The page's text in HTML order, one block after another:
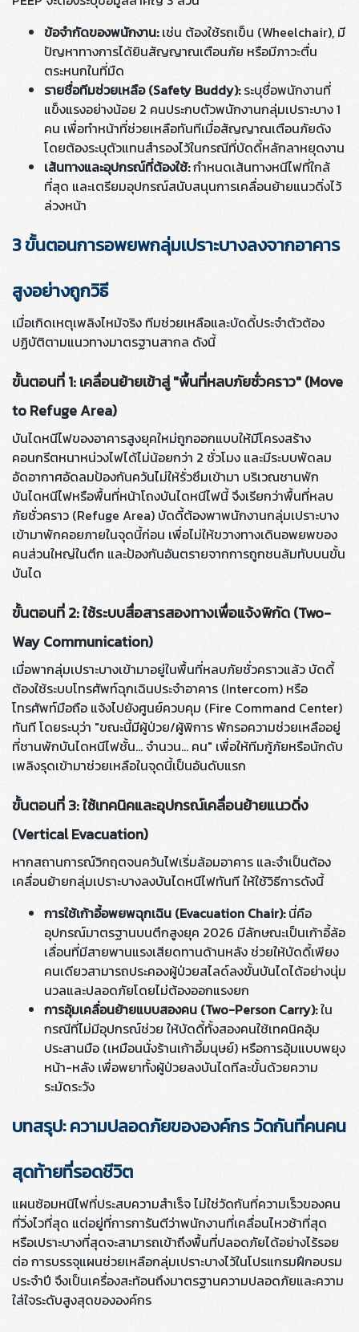
ข้อจำกัดของพนักงาน:เช่น ต้องใช้รถเข็น (Wheelchair), มี
ปัญหาทางการได้ยินสัญญาณเตือนภัย หรือมีภาวะตื่น
ตระหนกในที่มืด
รายชื่อทีมช่วยเหลือ (Safety Buddy):ระบุชื่อพนักงานที่
แข็งแรงอย่างน้อย 2 คนประกบตัวพนักงานกลุ่มเปราะบาง 1
คน เพื่อทำหน้าที่ช่วยเหลือทันทีเมื่อสัญญาณเตือนภัยดัง
โดยต้องระบุตัวแทนสำรองไว้ในกรณีที่บัดดี้หลักลาหยุดงาน
เส้นทางและอุปกรณ์ที่ต้องใช้:กำหนดเส้นทางหนีไฟที่ใกล้
ที่สุด และเตรียมอุปกรณ์สนับสนุนการเคลื่อนย้ายแนวดิ่งไว้
ล่วงหน้า
3 ขั้นตอนการอพยพกลุ่มเปราะบางลงจากอาคาร
สูงอย่างถูกวิธี
เมื่อเกิดเหตุเพลิงไหม้จริง ทีมช่วยเหลือและบัดดี้ประจำตัวต้อง
ปฏิบัติตามแนวทางมาตรฐานสากล ดังนี้
ขั้นตอนที่ 1: เคลื่อนย้ายเข้าสู่ "พื้นที่หลบภัยชั่วคราว" (Move
to Refuge Area)
บันไดหนีไฟของอาคารสูงยุคใหม่ถูกออกแบบให้มีโครงสร้าง
คอนกรีตหนาหน่วงไฟได้ไม่น้อยกว่า 2 ชั่วโมง และมีระบบพัดลม
อัดอากาศอัดลมป้องกันควันไม่ให้รั่วซึมเข้ามา บริเวณชานพัก
บันไดหนีไฟหรือพื้นที่หน้าโถงบันไดหนีไฟนี้ จึงเรียกว่าพื้นที่หลบ
ภัยชั่วคราว (Refuge Area) บัดดี้ต้องพาพนักงานกลุ่มเปราะบาง
เข้ามาพักคอยภายในจุดนี้ก่อน เพื่อไม่ให้ขวางทางเดินอพยพของ
คนส่วนใหญ่ในตึก และป้องกันอันตรายจากการถูกชนล้มทับบนขั้น
บันได
ขั้นตอนที่ 2: ใช้ระบบสื่อสารสองทางเพื่อแจ้งพิกัด (Two-
Way Communication)
เมื่อพากลุ่มเปราะบางเข้ามาอยู่ในพื้นที่หลบภัยชั่วคราวแล้ว บัดดี้
ต้องใช้ระบบโทรศัพท์ฉุกเฉินประจำอาคาร (Intercom) หรือ
โทรศัพท์มือถือ แจ้งไปยังศูนย์ควบคุม (Fire Command Center)
ทันที โดยระบุว่า "ขณะนี้มีผู้ป่วย/ผู้พิการ พักรอความช่วยเหลืออยู่
ที่ชานพักบันไดหนีไฟชั้น... จำนวน... คน" เพื่อให้ทีมกู้ภัยหรือนักดับ
เพลิงรุดเข้ามาช่วยเหลือในจุดนี้เป็นอันดับแรก
ขั้นตอนที่ 3: ใช้เทคนิคและอุปกรณ์เคลื่อนย้ายแนวดิ่ง
(Vertical Evacuation)
หากสถานการณ์วิกฤตจนควันไฟเริ่มล้อมอาคาร และจำเป็นต้อง
เคลื่อนย้ายกลุ่มเปราะบางลงบันไดหนีไฟทันที ให้ใช้วิธีการดังนี้
การใช้เก้าอี้อพยพฉุกเฉิน (Evacuation Chair):นี่คือ
อุปกรณ์มาตรฐานบนตึกสูงยุค 2026 มีลักษณะเป็นเก้าอี้ล้อ
เลื่อนที่มีสายพานแรงเสียดทานด้านหลัง ช่วยให้บัดดี้เพียง
คนเดียวสามารถประคองผู้ป่วยสไลด์ลงขั้นบันไดได้อย่างนุ่ม
นวลและปลอดภัยโดยไม่ต้องออกแรงยก
การอุ้มเคลื่อนย้ายแบบสองคน (Two-Person Carry):ใน
กรณีที่ไม่มีอุปกรณ์ช่วย ให้บัดดี้ทั้งสองคนใช้เทคนิคอุ้ม
ประสานมือ (เหมือนนั่งร้านเก้าอี้มนุษย์) หรือการอุ้มแบบพยุง
หน้า-หลัง เพื่อพยาทั้งผู้ป่วยลงบันไดทีละขั้นด้วยความ
ระมัดระวัง
บทสรุป: ความปลอดภัยขององค์กร วัดกันที่คนคน
สุดท้ายที่รอดชีวิต
แผนซ้อมหนีไฟที่ประสบความสำเร็จ ไม่ใช่วัดกันที่ความเร็วของคน
ที่วิ่งไวที่สุด แต่อยู่ที่การการันตีว่าพนักงานที่เคลื่อนไหวช้าที่สุด
หรือเปราะบางที่สุดจะสามารถเข้าถึงพื้นที่ปลอดภัยได้อย่างไร้รอย
ต่อ การบรรจุแผนช่วยเหลือกลุ่มเปราะบางไว้ในโปรแกรมฝึกอบรม
ประจำปี จึงเป็นเครื่องสะท้อนถึงมาตรฐานความปลอดภัยและความ
ใส่ใจระดับสูงสุดขององค์กร